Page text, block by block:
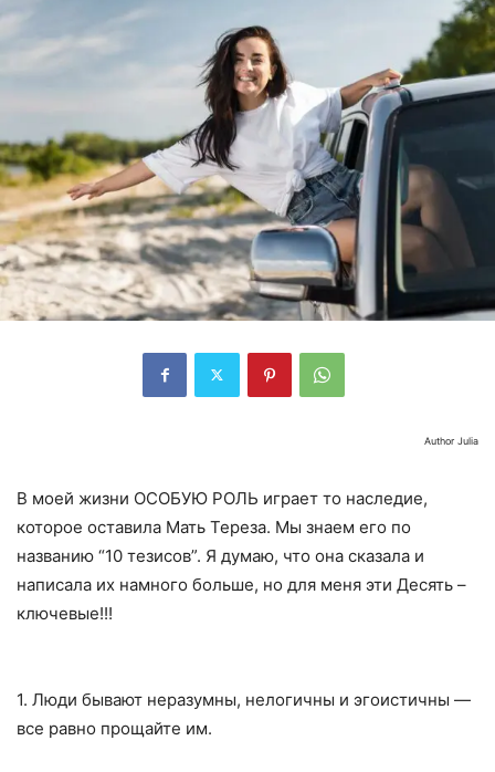
Author Julia
В моей жизни ОСОБУЮ РОЛЬ играет то наследие,
которое оставила Мать Тереза. Мы знаем его по
названию “10 тезисов”. Я думаю, что она сказала и
написала их намного больше, но для меня эти Десять –
ключевые!!!
1. Люди бывают неразумны, нелогичны и эгоистичны —
все равно прощайте им.